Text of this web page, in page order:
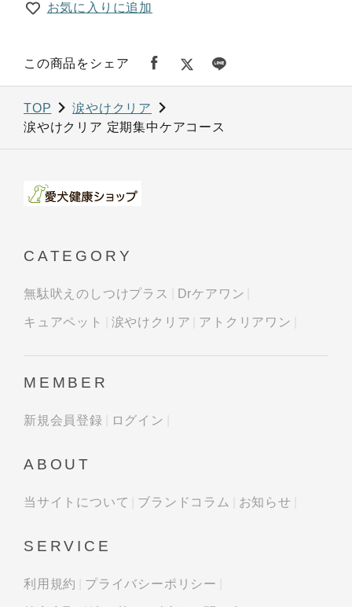
お気に入りに追加
この商品をシェア
TOP
涙やけクリア
涙やけクリア 定期集中ケアコース
CATEGORY
無駄吠えのしつけプラス Drケアワン
キュアペット 涙やけクリア アトクリアワン
MEMBER
新規会員登録 ログイン
ABOUT
当サイトについて ブランドコラム お知らせ
SERVICE
利用規約 プライバシーポリシー